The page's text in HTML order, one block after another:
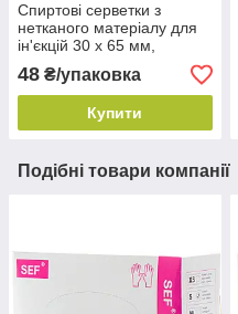
Спиртові серветки з
нетканого матеріалу для
ін'єкцій 30 х 65 мм,
(100шт./уп.), JS
48 ₴/упаковка
Купити
Подібні товари компанії